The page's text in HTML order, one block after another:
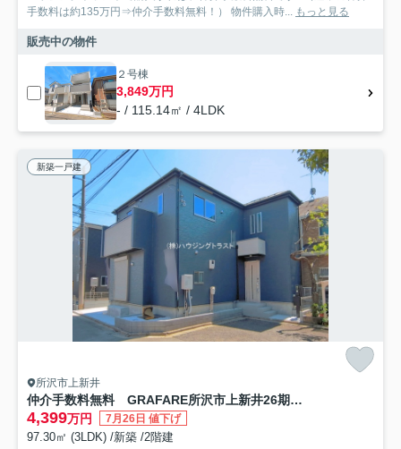
手数料は約135万円⇒仲介手数料無料！） 物件購入時... もっと見る
販売中の物件
２号棟
3,849万円
- / 115.14㎡ / 4LDK
新築一戸建
所沢市上新井
仲介手数料無料 GRAFARE所沢市上新井26期・新築全1棟
4,399万円 7月26日 値下げ
97.30㎡ (3LDK) /新築 /2階建